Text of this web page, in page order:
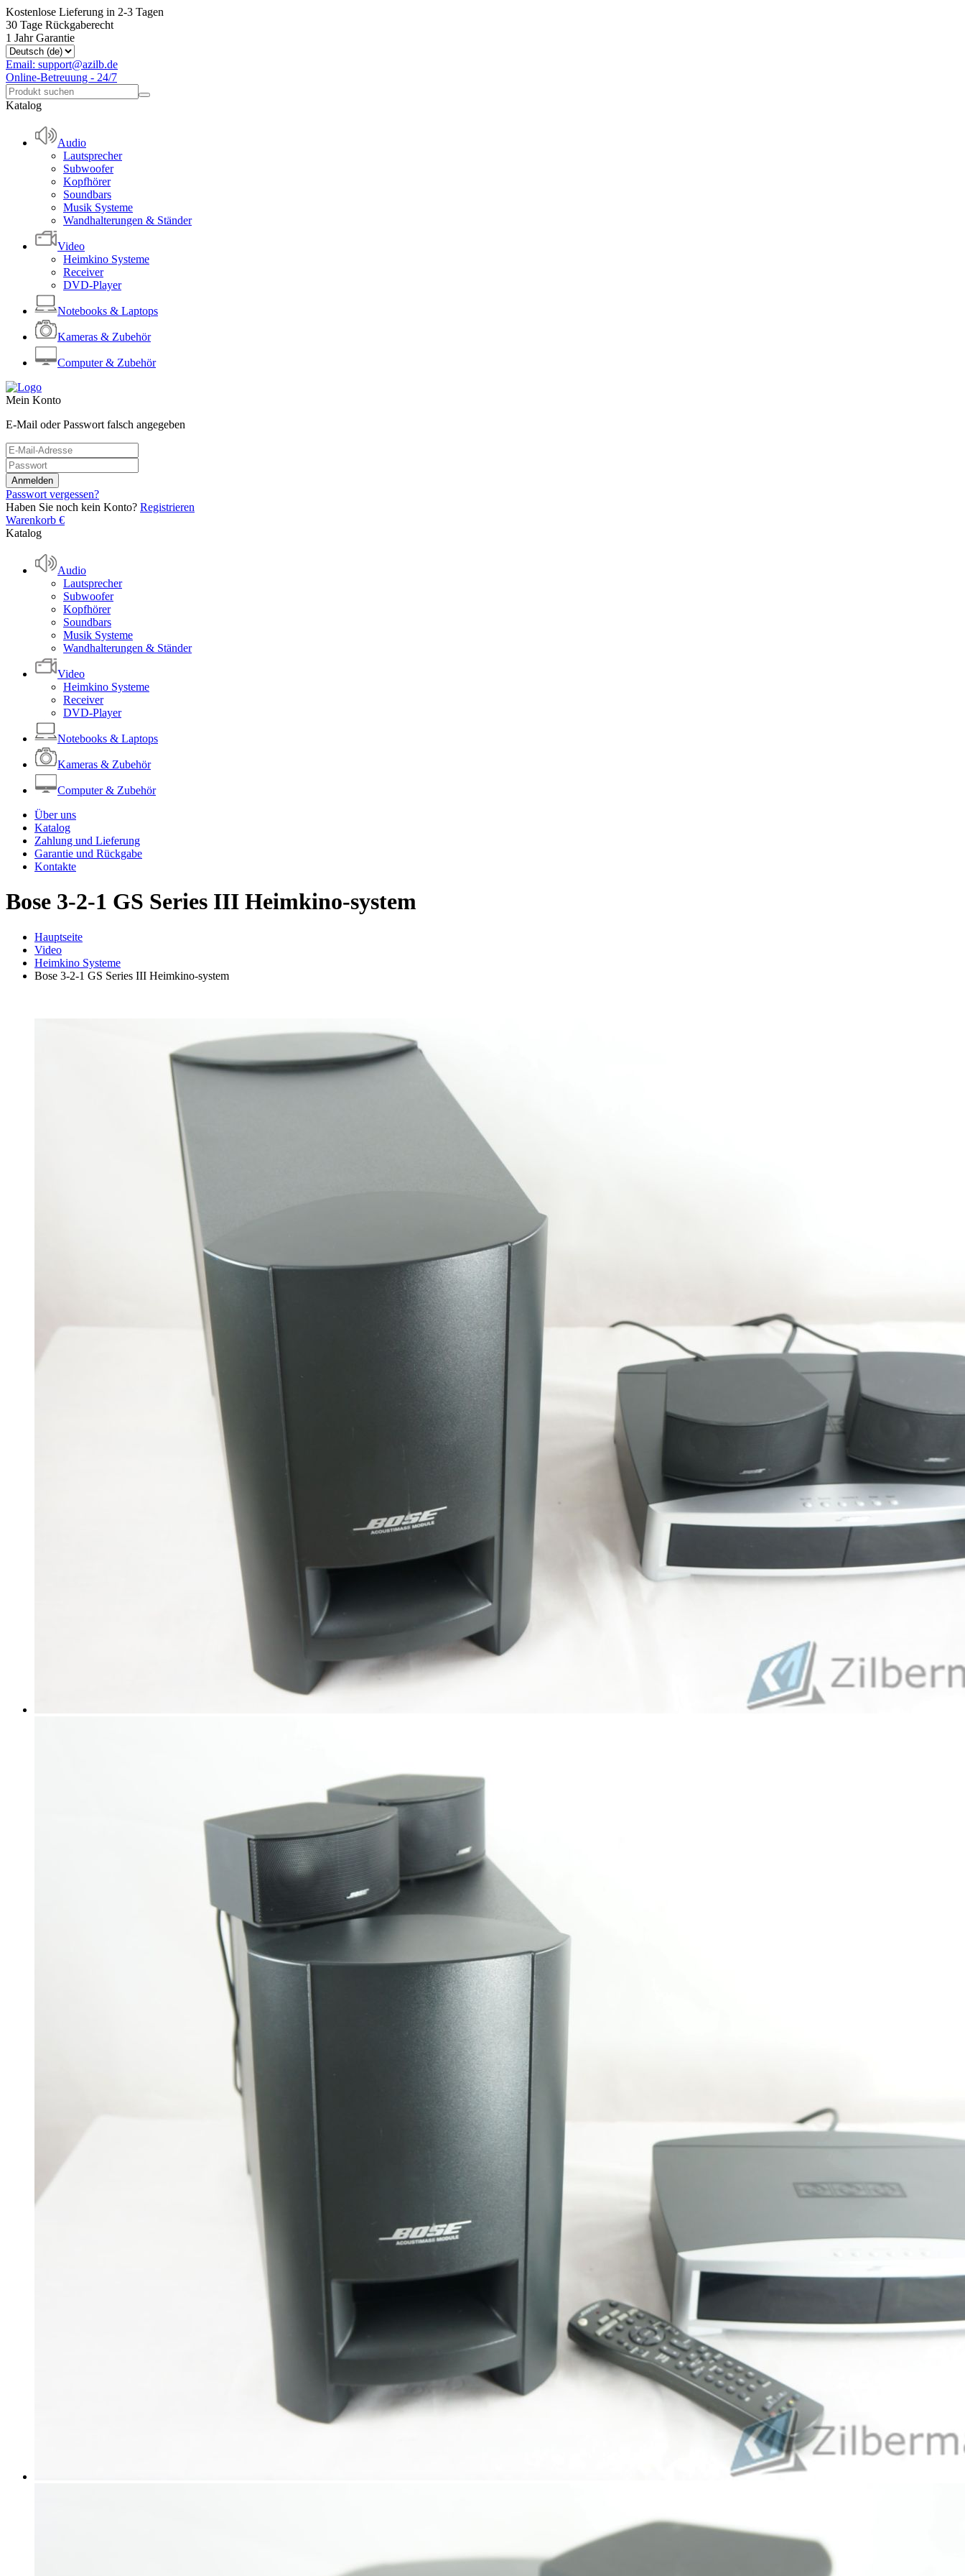
Kostenlose Lieferung in 2-3 Tagen
30 Tage Rückgaberecht
1 Jahr Garantie
Email: support@azilb.de
Online-Betreuung - 24/7
Katalog
Audio
Lautsprecher
Subwoofer
Kopfhörer
Soundbars
Musik Systeme
Wandhalterungen & Ständer
Video
Heimkino Systeme
Receiver
DVD-Player
Notebooks & Laptops
Kameras & Zubehör
Computer & Zubehör
Mein Konto
E-Mail oder Passwort falsch angegeben
Passwort vergessen?
Haben Sie noch kein Konto? Registrieren
Warenkorb €
Katalog
Audio
Lautsprecher
Subwoofer
Kopfhörer
Soundbars
Musik Systeme
Wandhalterungen & Ständer
Video
Heimkino Systeme
Receiver
DVD-Player
Notebooks & Laptops
Kameras & Zubehör
Computer & Zubehör
Über uns
Katalog
Zahlung und Lieferung
Garantie und Rückgabe
Kontakte
Bose 3-2-1 GS Series III Heimkino-system
Hauptseite
Video
Heimkino Systeme
Bose 3-2-1 GS Series III Heimkino-system